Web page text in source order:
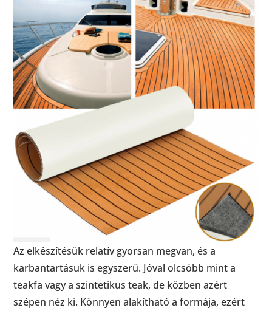
Az elkészítésük relatív gyorsan megvan, és a
karbantartásuk is egyszerű. Jóval olcsóbb mint a
teakfa vagy a szintetikus teak, de közben azért
szépen néz ki. Könnyen alakítható a formája, ezért